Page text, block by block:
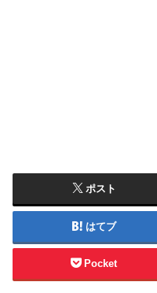
ポスト
はてブ
Pocket